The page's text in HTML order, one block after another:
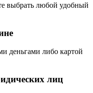
выбрать любой удобный
деньгами либо картой
лиц